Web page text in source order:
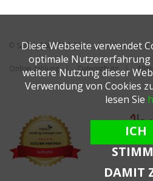
© Sailing 360 2019-2026 Über uns
Online zahlung Datenschutz
Diese Webseite verwendet
optimale Nutzererfahrung
weitere Nutzung dieser
Verwendung von Cookies
lesen Sie
ICH
DAMIT